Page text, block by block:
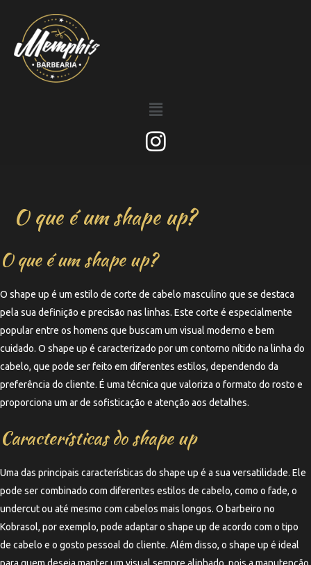
O que é um shape up?
O que é um shape up?
O shape up é um estilo de corte de cabelo masculino que se destaca
pela sua definição e precisão nas linhas. Este corte é especialmente
popular entre os homens que buscam um visual moderno e bem
cuidado. O shape up é caracterizado por um contorno nítido na linha do
cabelo, que pode ser feito em diferentes estilos, dependendo da
preferência do cliente. É uma técnica que valoriza o formato do rosto e
proporciona um ar de sofisticação e atenção aos detalhes.
Características do shape up
Uma das principais características do shape up é a sua versatilidade. Ele
pode ser combinado com diferentes estilos de cabelo, como o fade, o
undercut ou até mesmo com cabelos mais longos. O barbeiro no
Kobrasol, por exemplo, pode adaptar o shape up de acordo com o tipo
de cabelo e o gosto pessoal do cliente. Além disso, o shape up é ideal